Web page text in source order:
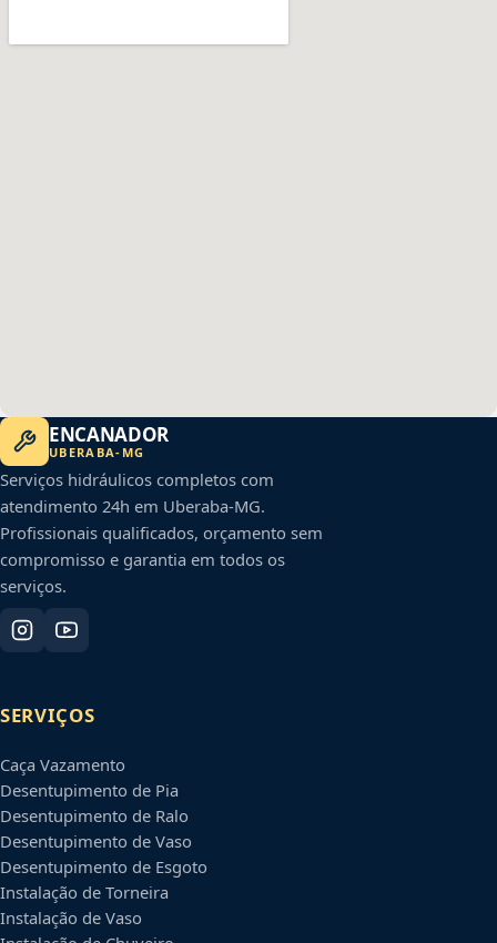
ENCANADOR
UBERABA- MG
Serviços hidráulicos completos com
atendimento 24h em Uberaba-MG.
Profissionais qualificados, orçamento sem
compromisso e garantia em todos os
serviços.
SERVIÇOS
Caça Vazamento
Desentupimento de Pia
Desentupimento de Ralo
Desentupimento de Vaso
Desentupimento de Esgoto
Instalação de Torneira
Instalação de Vaso